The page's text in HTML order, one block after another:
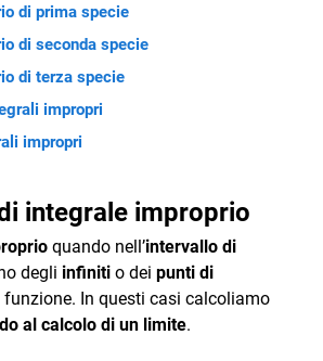
di prima specie
di seconda specie
di terza specie
impropri
impropri
integrale improprio
quando nell’intervallo di
degli infiniti o dei punti di
funzione. In questi casi calcoliamo
al calcolo di un limite.